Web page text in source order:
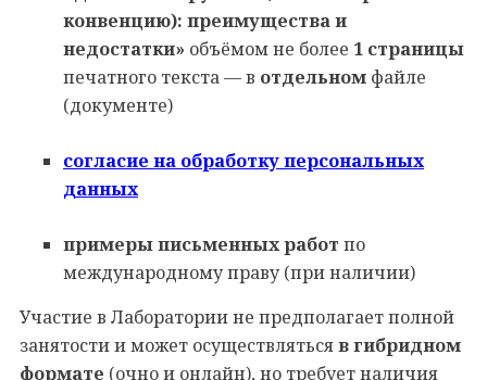
конвенцию): преимущества и
недостатки» объёмом не более 1 страницы
печатного текста — в отдельном файле
(документе)
согласие на обработку персональных
данных
примеры письменных работ по
международному праву (при наличии)
Участие в Лаборатории не предполагает полной
занятости и может осуществлятьсяв гибридном
формате (очно и онлайн), но требует наличия